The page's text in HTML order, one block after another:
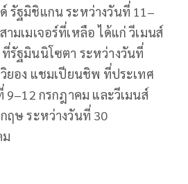
รัฐมิชิแกน ระหว่างวันที่ 11–
มเมเจอร์ที่เหลือ ได้แก่ วีเมนส์
รัฐมินนิโซตา ระหว่างวันที่
ยอง แชมเปียนชิพ ที่ประเทศ
9–12 กรกฎาคม และวีเมนส์
ฤษ ระหว่างวันที่ 30